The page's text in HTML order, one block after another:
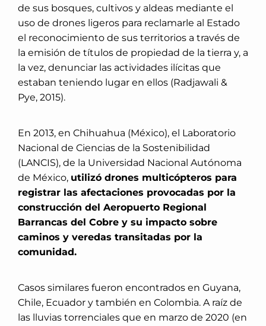
de sus bosques, cultivos y aldeas mediante el
uso de drones ligeros para reclamarle al Estado
el reconocimiento de sus territorios a través de
la emisión de títulos de propiedad de la tierra y, a
la vez, denunciar las actividades ilícitas que
estaban teniendo lugar en ellos (Radjawali &
Pye, 2015).
En 2013, en Chihuahua (México), el Laboratorio
Nacional de Ciencias de la Sostenibilidad
(LANCIS), de la Universidad Nacional Autónoma
de México, utilizó drones multicópteros para
registrar las afectaciones provocadas por la
construcción del Aeropuerto Regional
Barrancas del Cobre y su impacto sobre
caminos y veredas transitadas por la
comunidad.
Casos similares fueron encontrados en Guyana,
Chile, Ecuador y también en Colombia. A raíz de
las lluvias torrenciales que en marzo de 2020 (en